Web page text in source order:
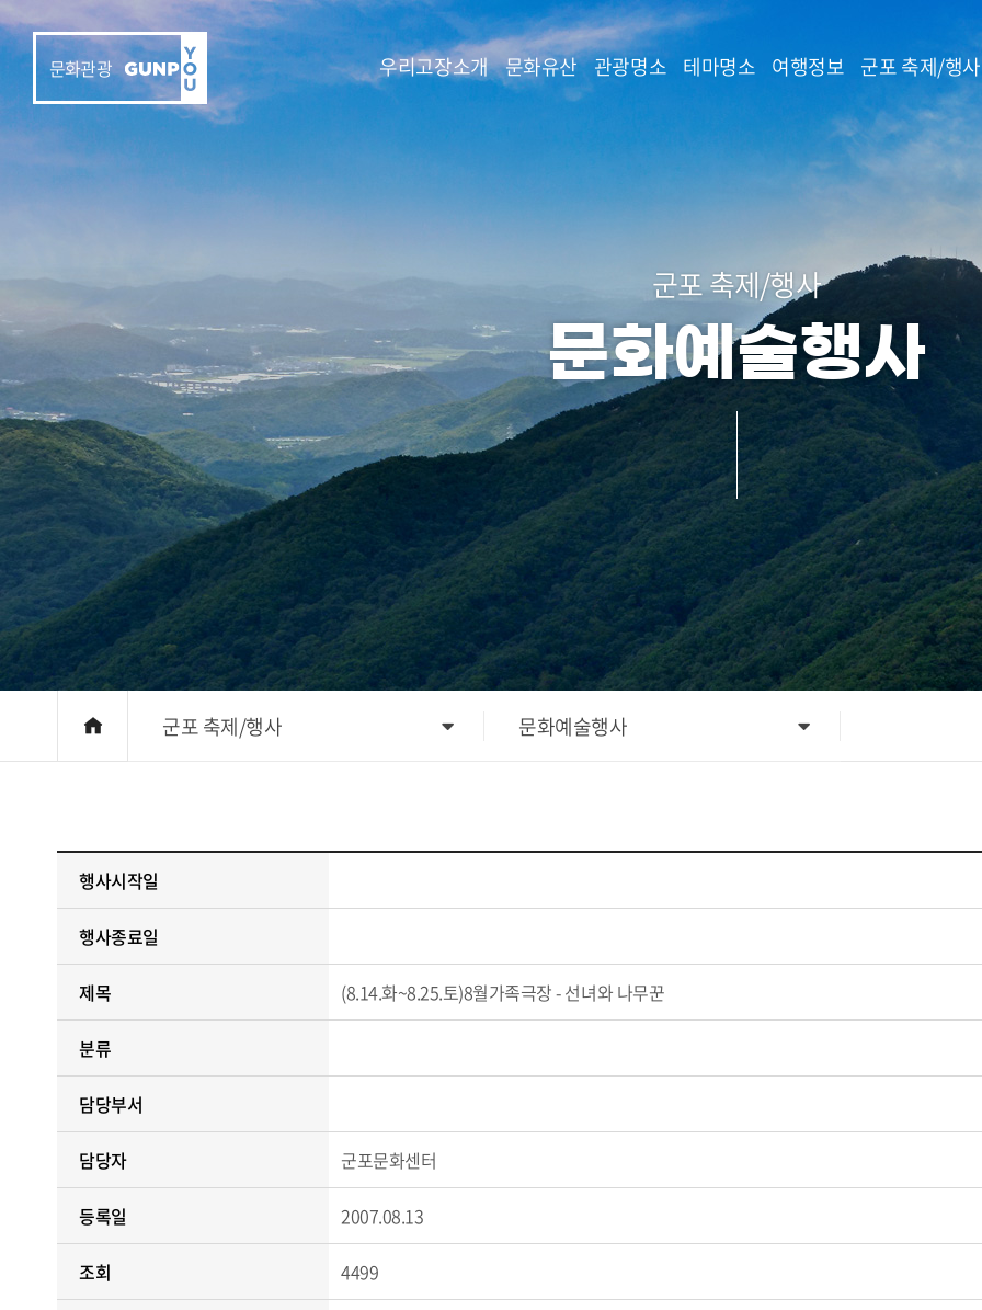
본문 바로가기
문화관광 우리고장소개 문화유산 관광명소 테마명소 여행정보 군포 축제/행사
군포 축제/행사
문화예술행사
군포 축제/행사 문화예술행사
행사시작일
행사종료일
제목 (8.14.화~8.25.토)8월가족극장 - 선녀와 나무꾼
분류
담당부서
담당자 군포문화센터
등록일 2007.08.13
조회 4499